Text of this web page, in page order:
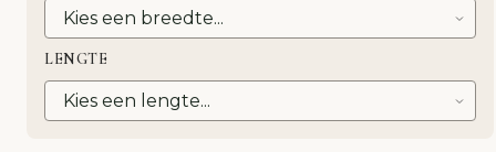
LENGTE